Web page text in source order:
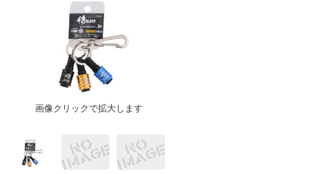
画像クリックで拡大します